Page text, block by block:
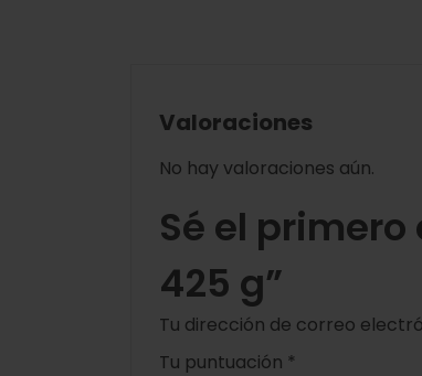
Valoraciones
No hay valoraciones aún.
Sé el
425 g”
Tu dirección de correo
Tu puntuación *